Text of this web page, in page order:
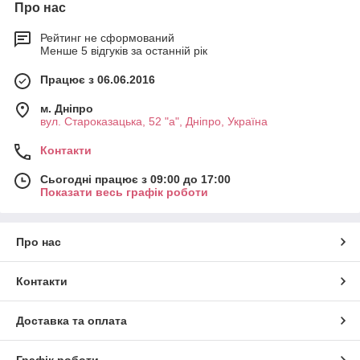
Про нас
Рейтинг не сформований
Менше 5 відгуків за останній рік
Працює з 06.06.2016
м. Дніпро
вул. Староказацька, 52 "а", Дніпро, Україна
Контакти
Сьогодні працює з 09:00 до 17:00
Показати весь графік роботи
Про нас
Контакти
Доставка та оплата